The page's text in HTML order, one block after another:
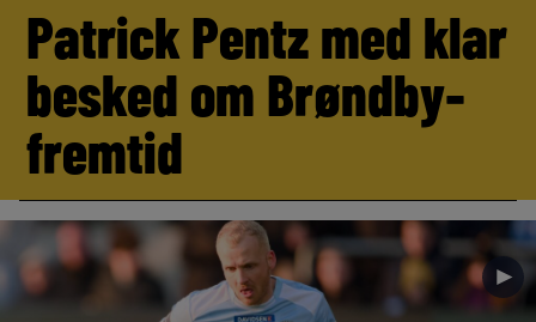
Patrick Pentz med klar
besked om Brøndby-
fremtid
►